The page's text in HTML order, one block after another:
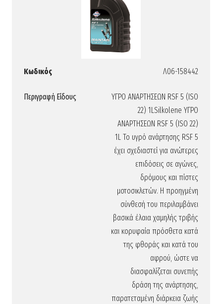
Κωδικός Λ06-158442
Περιγραφή Είδους
ΥΓΡΟ ΑΝΑΡΤΗΣΕΩΝ RSF 5 (ISO
22) 1LSilkolene ΥΓΡΟ
ΑΝΑΡΤΗΣΕΩΝ RSF 5 (ISO 22)
1L Το υγρό ανάρτησης RSF 5
έχει σχεδιαστεί για ανώτερες
επιδόσεις σε αγώνες,
δρόμους και πίστες
μοτοσικλετών. Η προηγμένη
σύνθεσή του περιλαμβάνει
βασικά έλαια χαμηλής τριβής
και κορυφαία πρόσθετα κατά
της φθοράς και κατά του
αφρού, ώστε να
διασφαλίζεται συνεπής
δράση της ανάρτησης,
παρατεταμένη διάρκεια ζωής